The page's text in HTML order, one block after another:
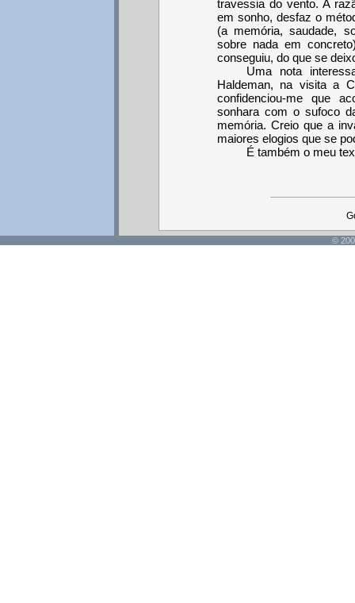
travessia do vento. A
em sonho, desfaz o
(a memória, saudade,
sobre nada em
conseguiu, do que se
Uma nota
Haldeman, na visita a
confidenciou-me que
sonhara com o sufoco
memória. Creio que a
maiores elogios que se
É também o meu
©